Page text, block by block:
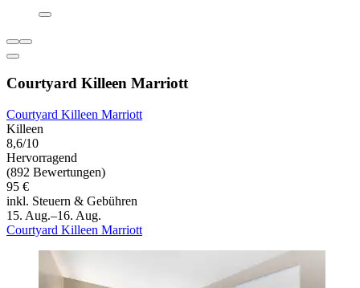
Courtyard Killeen Marriott
Courtyard Killeen Marriott
Killeen
8,6/10
Hervorragend
(892 Bewertungen)
95 €
inkl. Steuern & Gebühren
15. Aug.–16. Aug.
Courtyard Killeen Marriott